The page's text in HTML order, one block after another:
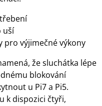
uší
pro výjimečné výkony
že sluchátka lépe
blokování
u Pi7 a Pi5.
k dispozici čtyři,